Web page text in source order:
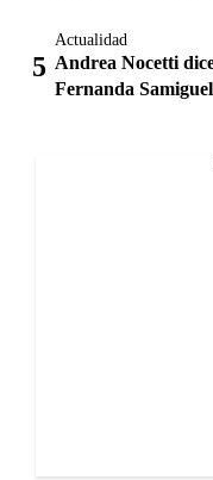
Actualidad
Andrea Nocetti
Fernanda